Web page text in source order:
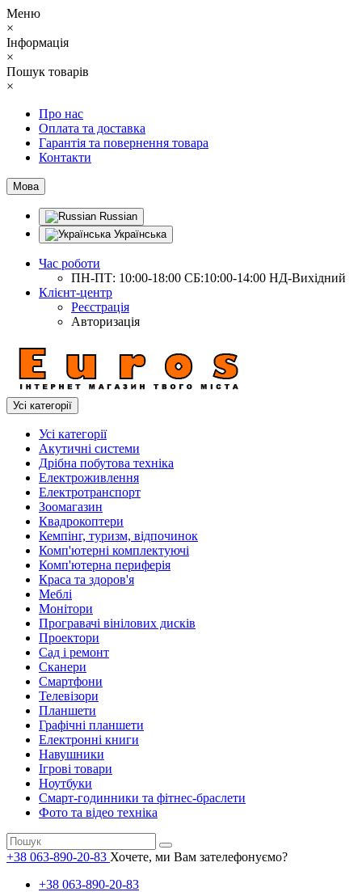
Меню
×
Інформація
×
Пошук товарів
×
Про нас
Оплата та доставка
Гарантія та повернення товара
Контакти
Мова
Russian
Українська
Час роботи
ПН-ПТ: 10:00-18:00 СБ:10:00-14:00 НД-Вихідний
Клієнт-центр
Реєстрація
Авторизація
Усі категорії
Усі категорії
Акутичні системи
Дрібна побутова техніка
Електроживлення
Електротранспорт
Зоомагазин
Квадрокоптери
Кемпінг, туризм, відпочинок
Комп'ютерні комплектуючі
Комп'ютерна периферія
Краса та здоров'я
Меблі
Монітори
Програвачі вінілових дисків
Проектори
Сад і ремонт
Сканери
Смартфони
Телевізори
Планшети
Графічні планшети
Електронні книги
Навушники
Ігрові товари
Ноутбуки
Смарт-годинники та фітнес-браслети
Фото та відео техніка
+38 063-890-20-83 Хочете, ми Вам зателефонуємо?
+38 063-890-20-83